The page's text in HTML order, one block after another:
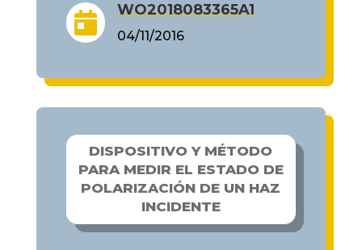
 WO2018083365A1
04/11/2016
DISPOSITIVO Y MÉTODO
PARA MEDIR EL ESTADO DE
POLARIZACIÓN DE UN HAZ
INCIDENTE